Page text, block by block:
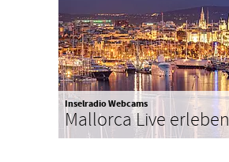
Inselradio Webcams
Mallorca Live erleben